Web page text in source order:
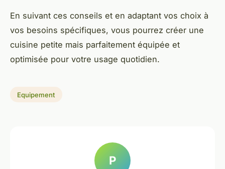
En suivant ces conseils et en adaptant vos choix à
vos besoins spécifiques, vous pourrez créer une
cuisine petite mais parfaitement équipée et
optimisée pour votre usage quotidien.
Equipement
P